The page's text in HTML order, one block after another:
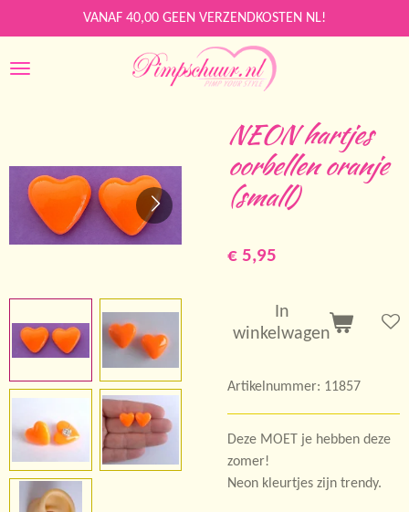
direct
naar
VANAF 40,00 GEEN VERZENDKOSTEN NL!
NEON hartjes
oorbellen oranje
(small)
€ 5,95
In
winkelwagen
Artikelnummer: 11857
Deze MOET je hebben deze
zomer!
Neon kleurtjes zijn trendy.